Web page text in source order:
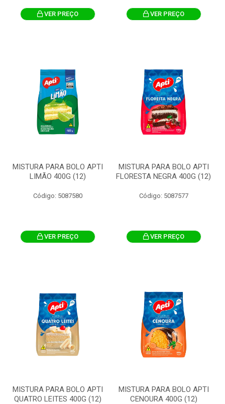
VER PREÇO VER PREÇO
MISTURA PARA BOLO APTI
LIMÃO 400G (12)
Código: 5087580
VER PREÇO
MISTURA PARA BOLO APTI
FLORESTA NEGRA 400G (12)
Código: 5087577
VER PREÇO
MISTURA PARA BOLO APTI
QUATRO LEITES 400G (12)
MISTURA PARA BOLO APTI
CENOURA 400G (12)